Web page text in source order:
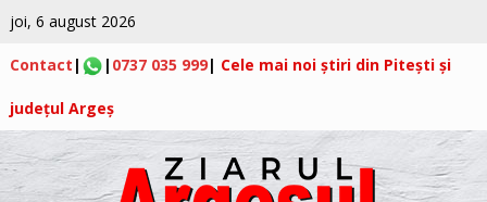
joi, 6 august 2026
Contact | | 0737 035 999| Cele mai noi știri din Pitești și
județul Argeș